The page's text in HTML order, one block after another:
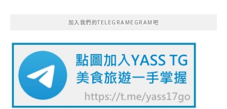
加入我們的TELEGRAMEGRAM吧